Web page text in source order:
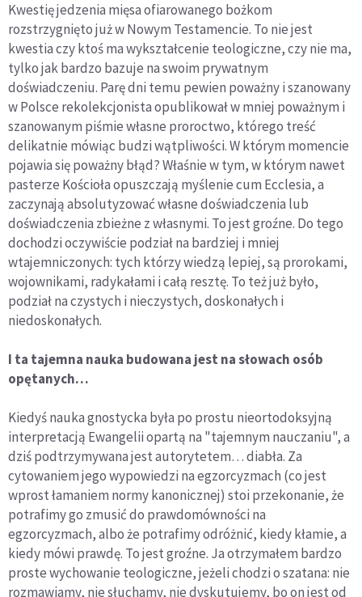
Kwestię jedzenia mięsa ofiarowanego bożkom
rozstrzygnięto już w Nowym Testamencie. To nie jest
kwestia czy ktoś ma wykształcenie teologiczne, czy nie ma,
tylko jak bardzo bazuje na swoim prywatnym
doświadczeniu. Parę dni temu pewien poważny i szanowany
w Polsce rekolekcjonista opublikował w mniej poważnym i
szanowanym piśmie własne proroctwo, którego treść
delikatnie mówiąc budzi wątpliwości. W którym momencie
pojawia się poważny błąd? Właśnie w tym, w którym nawet
pasterze Kościoła opuszczają myślenie cum Ecclesia, a
zaczynają absolutyzować własne doświadczenia lub
doświadczenia zbieżne z własnymi. To jest groźne. Do tego
dochodzi oczywiście podział na bardziej i mniej
wtajemniczonych: tych którzy wiedzą lepiej, są prorokami,
wojownikami, radykałami i całą resztę. To też już było,
podział na czystych i nieczystych, doskonałych i
niedoskonałych.
I ta tajemna nauka budowana jest na słowach osób
opętanych…
Kiedyś nauka gnostycka była po prostu nieortodoksyjną
interpretacją Ewangelii opartą na "tajemnym nauczaniu", a
dziś podtrzymywana jest autorytetem… diabła. Za
cytowaniem jego wypowiedzi na egzorcyzmach (co jest
wprost łamaniem normy kanonicznej) stoi przekonanie, że
potrafimy go zmusić do prawdomówności na
egzorcyzmach, albo że potrafimy odróżnić, kiedy kłamie, a
kiedy mówi prawdę. To jest groźne. Ja otrzymałem bardzo
proste wychowanie teologiczne, jeżeli chodzi o szatana: nie
rozmawiamy, nie słuchamy, nie dyskutujemy, bo on jest od